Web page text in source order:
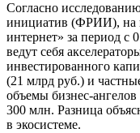
Согласно
инициатив (ФРИИ), на
интернет» за период с
ведут себя
инвестированного
(21 млрд руб.) и
объемы бизнес-
300 млн. Разница
в экосистеме.